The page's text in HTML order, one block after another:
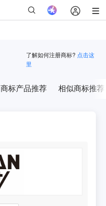
了解如何注册商标? 点击这
里
商标产品推荐 相似商标推荐